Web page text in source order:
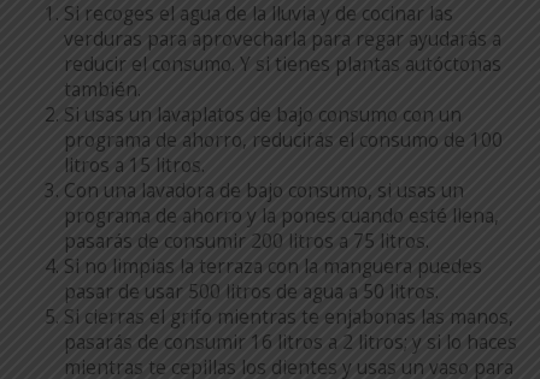
Si recoges el agua de la lluvia y de cocinar las
verduras para aprovecharla para regar ayudarás a
reducir el consumo. Y si tienes plantas autóctonas
también.
Si usas un lavaplatos de bajo consumo con un
programa de ahorro, reducirás el consumo de 100
litros a 15 litros.
Con una lavadora de bajo consumo, si usas un
programa de ahorro y la pones cuando esté llena,
pasarás de consumir 200 litros a 75 litros.
Si no limpias la terraza con la manguera puedes
pasar de usar 500 litros de agua a 50 litros.
Si cierras el grifo mientras te enjabonas las manos,
pasarás de consumir 16 litros a 2 litros; y si lo haces
mientras te cepillas los dientes y usas un vaso para